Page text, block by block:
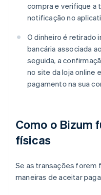
compra e verifique a
notificação no
O dinheiro é retirado
bancária associada
seguida, a
no site da loja online
pagamento na sua
Como o Bizum
físicas
Se as transações forem
maneiras de aceitar